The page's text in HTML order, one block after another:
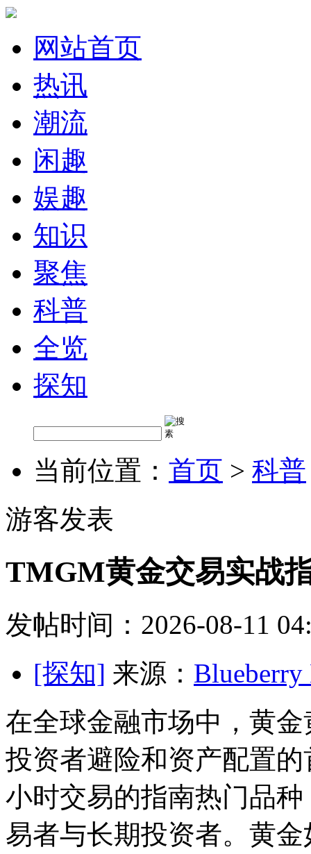
网站首页
热讯
潮流
闲趣
娱趣
知识
聚焦
科普
全览
探知
当前位置： 首页 > 科普
游客发表
TMGM黄金交易实战
发帖时间：2026-08-11
[探知] 来源：
在全球金融市场中，黄
投资者避险和资产配置
小时交易的指南热门品
易者与长期投资者。黄